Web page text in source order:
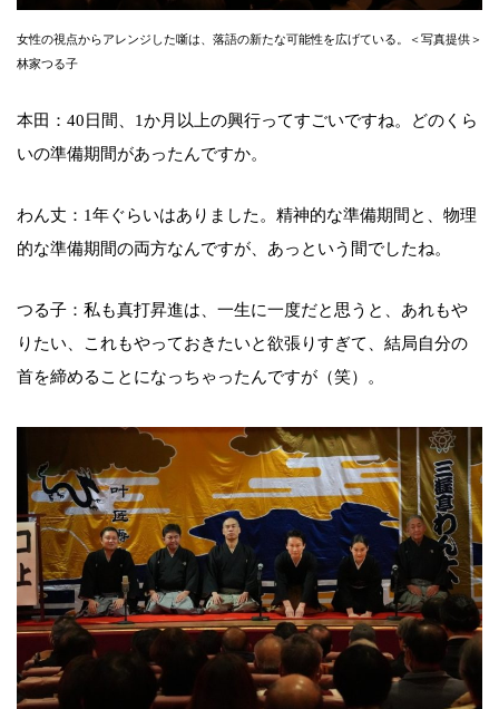
女性の視点からアレンジした噺は、落語の新たな可能性を広げている。＜写真提供＞
林家つる子
本田：40日間、1か月以上の興行ってすごいですね。どのくら
いの準備期間があったんですか。
わん丈：1年ぐらいはありました。精神的な準備期間と、物理
的な準備期間の両方なんですが、あっという間でしたね。
つる子：私も真打昇進は、一生に一度だと思うと、あれもや
りたい、これもやっておきたいと欲張りすぎて、結局自分の
首を締めることになっちゃったんですが（笑）。